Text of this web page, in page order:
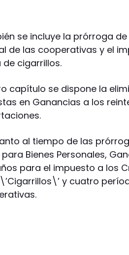
se incluye la prórroga
de las cooperativas y el
de cigarrillos.
capítulo se dispone la
en Ganancias a los
al tiempo de las
para Bienes Personales,
para el impuesto a los
y cuatro